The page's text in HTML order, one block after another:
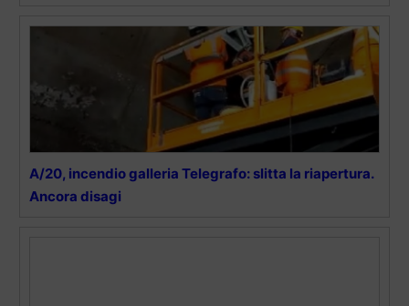
A/20, incendio galleria Telegrafo: slitta la riapertura.
Ancora disagi